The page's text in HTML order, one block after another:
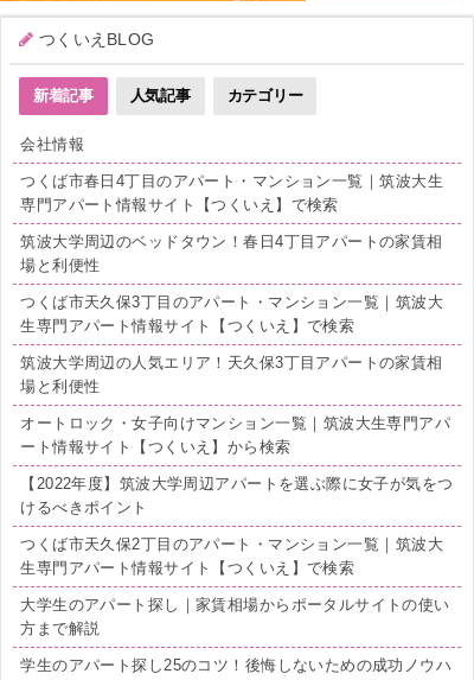
つくいえBLOG
新着記事 人気記事 カテゴリー
会社情報
つくば市春日4丁目のアパート・マンション一覧｜筑波大生
専門アパート情報サイト【つくいえ】で検索
筑波大学周辺のベッドタウン！春日4丁目アパートの家賃相
場と利便性
つくば市天久保3丁目のアパート・マンション一覧｜筑波大
生専門アパート情報サイト【つくいえ】で検索
筑波大学周辺の人気エリア！天久保3丁目アパートの家賃相
場と利便性
オートロック・女子向けマンション一覧｜筑波大生専門アパ
ート情報サイト【つくいえ】から検索
【2022年度】筑波大学周辺アパートを選ぶ際に女子が気をつ
けるべきポイント
つくば市天久保2丁目のアパート・マンション一覧｜筑波大
生専門アパート情報サイト【つくいえ】で検索
大学生のアパート探し｜家賃相場からポータルサイトの使い
方まで解説
学生のアパート探し25のコツ！後悔しないための成功ノウハ